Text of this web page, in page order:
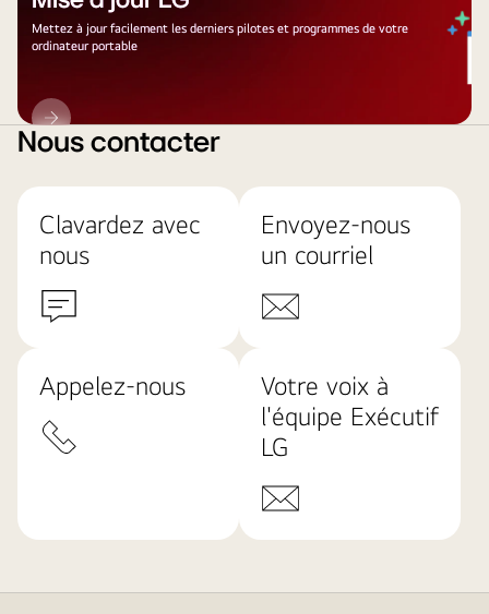
Mettez à jour facilement les derniers pilotes et programmes de votre
ordinateur portable
Mise
à
LG
Nous contacter
Clavardez avec
nous
Envoyez-nous
un courriel
Appelez-nous
Votre voix à
l'équipe Exécutif
LG